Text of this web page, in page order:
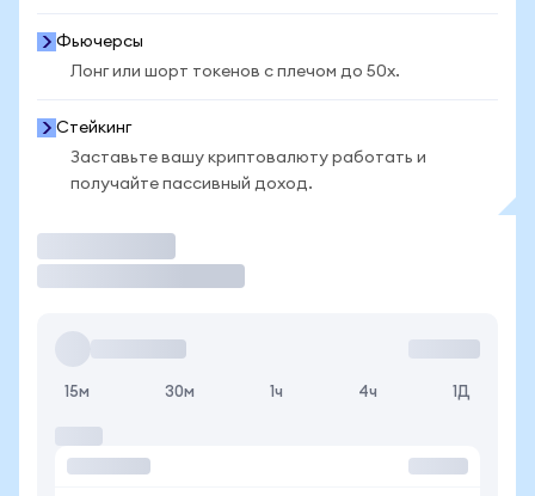
Фьючерсы
Лонг или шорт токенов с плечом до 50x.
Стейкинг
Заставьте вашу криптовалюту работать и
получайте пассивный доход.
15м 30м 1ч 4ч 1Д